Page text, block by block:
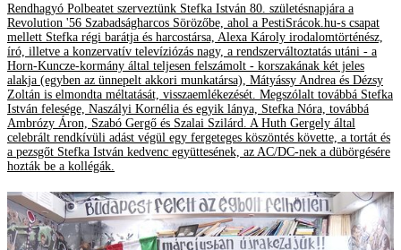
Rendhagyó Polbeatet szerveztünk Stefka István 80. születésnapjára a
Revolution '56 Szabadságharcos Sörözőbe, ahol a PestiSrácok.hu-s csapat
mellett Stefka régi barátja és harcostársa, Alexa Károly irodalomtörténész,
író, illetve a konzervatív televíziózás nagy, a rendszerváltoztatás utáni - a
Horn-Kuncze-kormány által teljesen felszámolt - korszakának két jeles
alakja (egyben az ünnepelt akkori munkatársa), Mátyássy Andrea és Dézsy
Zoltán is elmondta méltatását, visszaemlékezését. Megszólalt továbbá Stefka
István felesége, Naszályi Kornélia és egyik lánya, Stefka Nóra, továbbá
Ambrózy Áron, Szabó Gergő és Szalai Szilárd. A Huth Gergely által
celebrált rendkívüli adást végül egy fergeteges köszöntés követte, a tortát és
a pezsgőt Stefka István kedvenc együttesének, az AC/DC-nek a dübörgésére
hozták be a kollégák.